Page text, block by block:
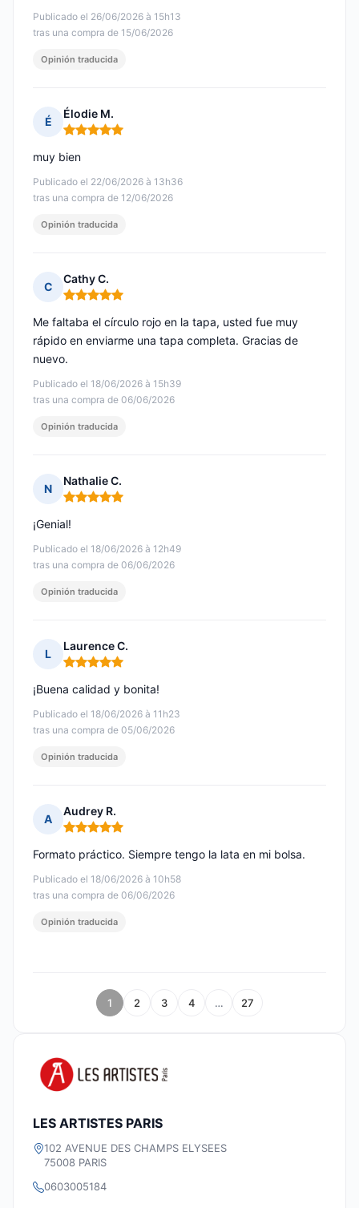
Publicado el 26/06/2026 à 15h13
tras una compra de 15/06/2026
Opinión traducida
É
Élodie M.
Nota: 5 de 5
Publicado el 22/06/2026 à 13h36
tras una compra de 12/06/2026
muy bien
Opinión traducida
C
Cathy C.
Nota: 5 de 5
Publicado el 18/06/2026 à 15h39
tras una compra de 06/06/2026
Me faltaba el círculo rojo en la tapa, usted fue muy
rápido en enviarme una tapa completa. Gracias de
nuevo.
Opinión traducida
N
Nathalie C.
Nota: 5 de 5
Publicado el 18/06/2026 à 12h49
tras una compra de 06/06/2026
¡Genial!
Opinión traducida
L
Laurence C.
Nota: 5 de 5
Publicado el 18/06/2026 à 11h23
tras una compra de 05/06/2026
¡Buena calidad y bonita!
Opinión traducida
A
Audrey R.
Nota: 5 de 5
Publicado el 18/06/2026 à 10h58
tras una compra de 06/06/2026
Formato práctico. Siempre tengo la lata en mi bolsa.
Opinión traducida
1 2 3 4 … 27
LES ARTISTES PARIS
102 AVENUE DES CHAMPS ELYSEES
75008 PARIS
0603005184